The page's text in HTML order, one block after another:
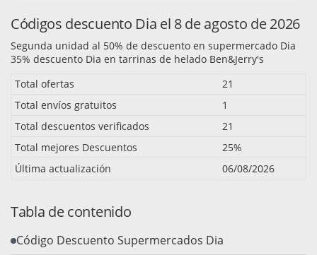
Códigos descuento Dia el 8 de agosto de 2026
Segunda unidad al 50% de descuento en supermercado Dia
35% descuento Dia en tarrinas de helado Ben&Jerry's
Total ofertas
21
Total envíos gratuitos
1
Total descuentos verificados
21
Total mejores Descuentos
25%
Última actualización
06/08/2026
Tabla de contenido
Código Descuento Supermercados Dia